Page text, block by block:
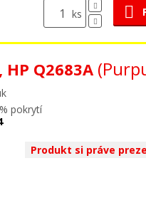
ks
HP Q2683A
pokrytí
Produkt si práve